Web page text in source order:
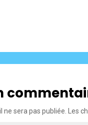
sera pas publiée. Les